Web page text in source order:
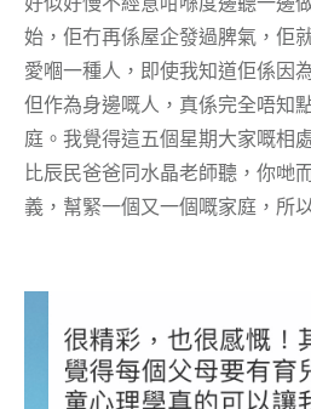
始，佢冇再係屋企發過脾氣，佢
愛嗰一種人，即使我知道佢係因
但作為身邊嘅人，真係完全唔知
庭。我覺得這五個星期大家嘅相
比辰民爸爸同水晶老師聽，你哋
義，幫緊一個又一個嘅家庭，所